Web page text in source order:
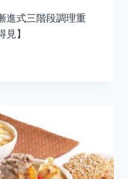
進式三階段調理重
】